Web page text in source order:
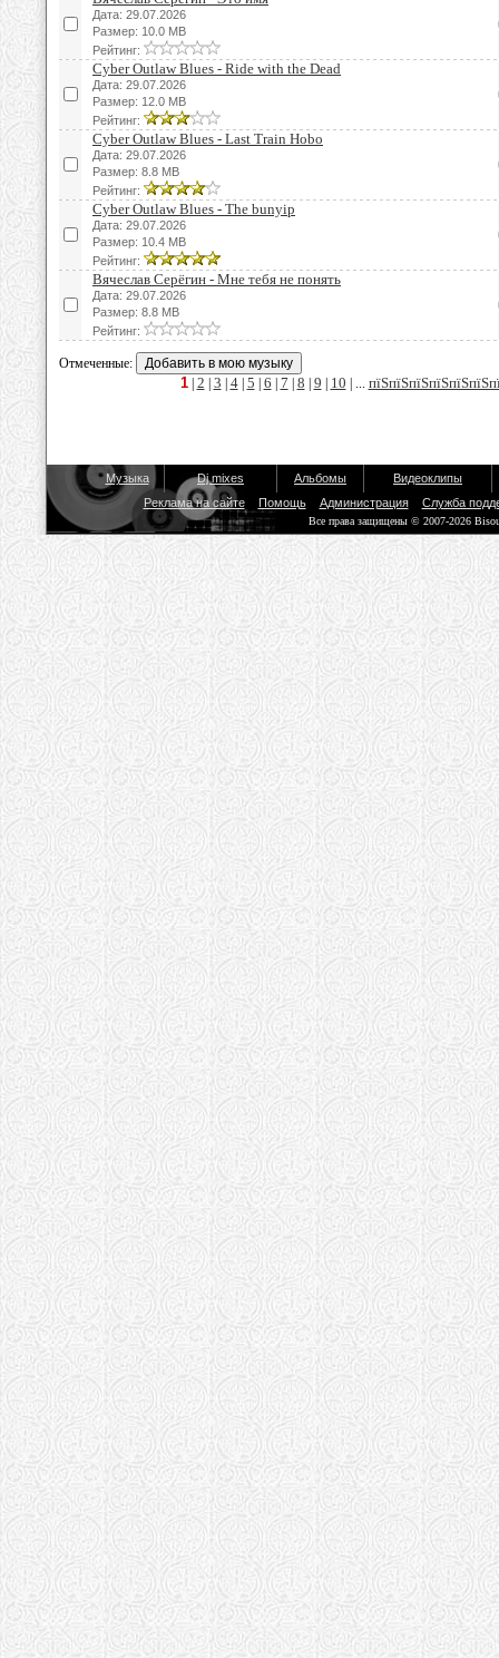
Дата: 29.07.2026
Размер: 10.0 MB
Рейтинг:
Cyber Outlaw Blues - Ride with the Dead
Дата: 29.07.2026
Размер: 12.0 MB
Рейтинг:
Cyber Outlaw Blues - Last Train Hobo
Дата: 29.07.2026
Размер: 8.8 MB
Рейтинг:
Cyber Outlaw Blues - The bunyip
Дата: 29.07.2026
Размер: 10.4 MB
Рейтинг:
Вячеслав Серёгин - Мне тебя не понять
Дата: 29.07.2026
Размер: 8.8 MB
Рейтинг:
Отмеченные:
1| 2 3 4| 5 6 7 8 9 10 | ...
Музыка Dj mixes Альбомы
Видеоклипы
Реклама на сайте
Помощь Администрация Служба
Все права защищены © 2007-2026